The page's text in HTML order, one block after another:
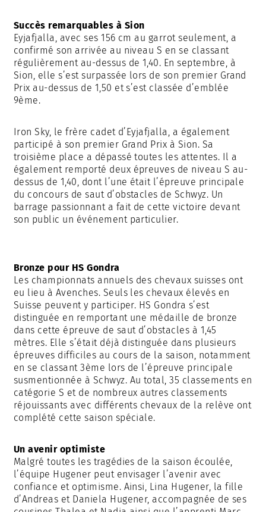
Succès remarquables à Sion
Eyjafjalla, avec ses 156 cm au garrot seulement, a
confirmé son arrivée au niveau S en se classant
régulièrement au-dessus de 1,40. En septembre, à
Sion, elle s’est surpassée lors de son premier Grand
Prix au-dessus de 1,50 et s’est classée d’emblée
9ème.
Iron Sky, le frère cadet d’Eyjafjalla, a également
participé à son premier Grand Prix à Sion. Sa
troisième place a dépassé toutes les attentes. Il a
également remporté deux épreuves de niveau S au-
dessus de 1,40, dont l’une était l’épreuve principale
du concours de saut d’obstacles de Schwyz. Un
barrage passionnant a fait de cette victoire devant
son public un événement particulier.
Bronze pour HS Gondra
Les championnats annuels des chevaux suisses ont
eu lieu à Avenches. Seuls les chevaux élevés en
Suisse peuvent y participer. HS Gondra s’est
distinguée en remportant une médaille de bronze
dans cette épreuve de saut d’obstacles à 1,45
mètres. Elle s’était déjà distinguée dans plusieurs
épreuves difficiles au cours de la saison, notamment
en se classant 3ème lors de l’épreuve principale
susmentionnée à Schwyz. Au total, 35 classements en
catégorie S et de nombreux autres classements
réjouissants avec différents chevaux de la relève ont
complété cette saison spéciale.
Un avenir optimiste
Malgré toutes les tragédies de la saison écoulée,
l’équipe Hugener peut envisager l’avenir avec
confiance et optimisme. Ainsi, Lina Hugener, la fille
d’Andreas et Daniela Hugener, accompagnée de ses